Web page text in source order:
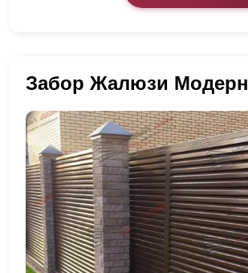
Забор Жалюзи Модерн